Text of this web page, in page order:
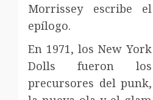
Morrissey escribe el
epílogo.
En 1971, los New York
Dolls fueron los
precursores del punk,